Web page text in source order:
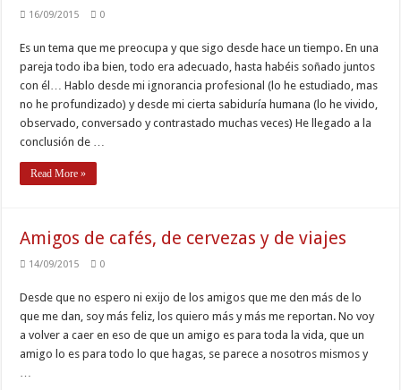
16/09/2015 0
Es un tema que me preocupa y que sigo desde hace un tiempo. En una
pareja todo iba bien, todo era adecuado, hasta habéis soñado juntos
con él… Hablo desde mi ignorancia profesional (lo he estudiado, mas
no he profundizado) y desde mi cierta sabiduría humana (lo he vivido,
observado, conversado y contrastado muchas veces) He llegado a la
conclusión de …
Read More »
Amigos de cafés, de cervezas y de viajes
14/09/2015 0
Desde que no espero ni exijo de los amigos que me den más de lo
que me dan, soy más feliz, los quiero más y más me reportan. No voy
a volver a caer en eso de que un amigo es para toda la vida, que un
amigo lo es para todo lo que hagas, se parece a nosotros mismos y
…